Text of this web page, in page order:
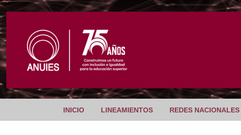
INICIO LINEAMIENTOS REDES NACIONALES